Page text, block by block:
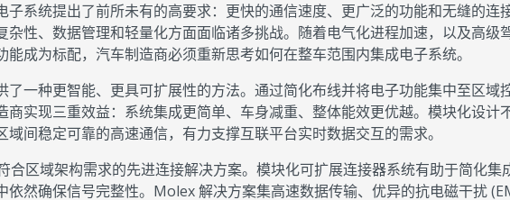
子系统提出了前所未有的高要求：更快的通信速度、更广泛的功能和无缝的连
杂性、数据管理和轻量化方面面临诸多挑战。随着电气化进程加速，以及高级
能成为标配，汽车制造商必须重新思考如何在整车范围内集成电子系统。
了一种更智能、更具可扩展性的方法。通过简化布线并将电子功能集中至区域
商实现三重效益：系统集成更简单、车身减重、整体能效更优越。模块化设计
域间稳定可靠的高速通信，有力支撑互联平台实时数据交互的需求。
合区域架构需求的先进连接解决方案。模块化可扩展连接器系统有助于简化集
依然确保信号完整性。Molex 解决方案集高速数据传输、优异的抗电磁干扰